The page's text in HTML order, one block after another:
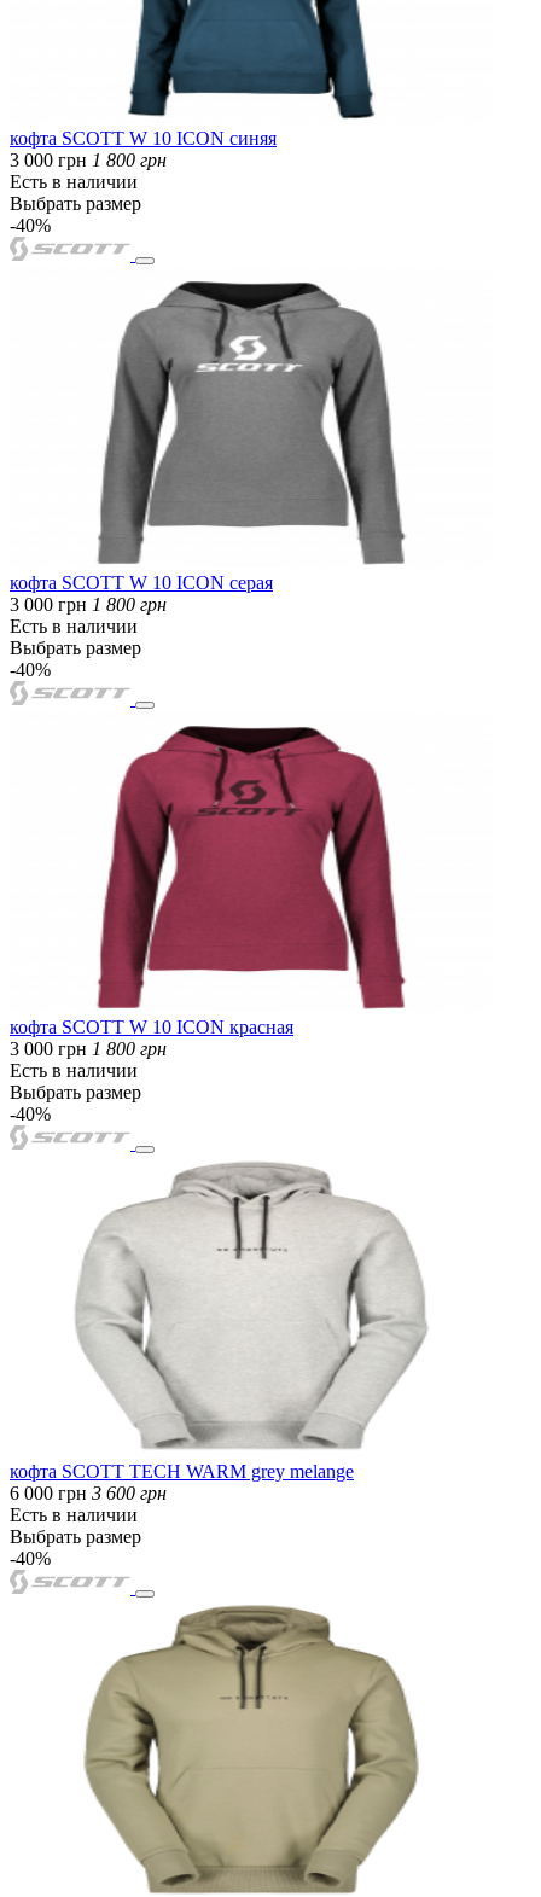
кофта SCOTT W 10 ICON синяя
3 000 грн 1 800 грн
Есть в наличии
Выбрать размер
-40%
кофта SCOTT W 10 ICON серая
3 000 грн 1 800 грн
Есть в наличии
Выбрать размер
-40%
кофта SCOTT W 10 ICON красная
3 000 грн 1 800 грн
Есть в наличии
Выбрать размер
-40%
кофта SCOTT TECH WARM grey melange
6 000 грн 3 600 грн
Есть в наличии
Выбрать размер
-40%